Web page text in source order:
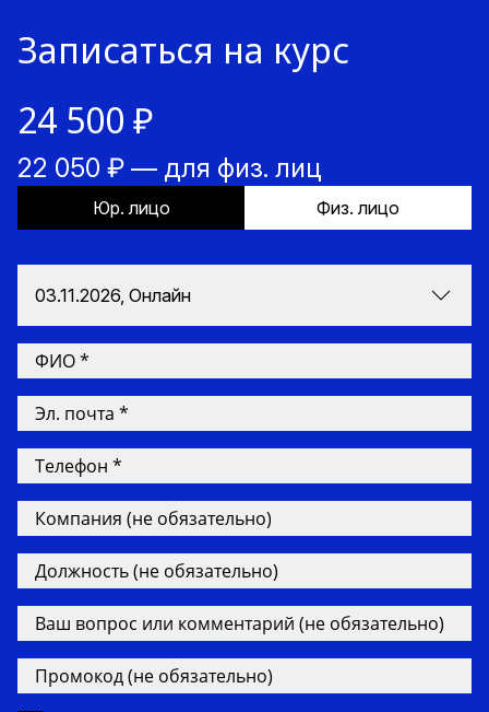
Записаться на курс
24 500 ₽
22 050 ₽ — для физ. лиц
Юр. лицо Физ. лицо
03.11.2026, Онлайн